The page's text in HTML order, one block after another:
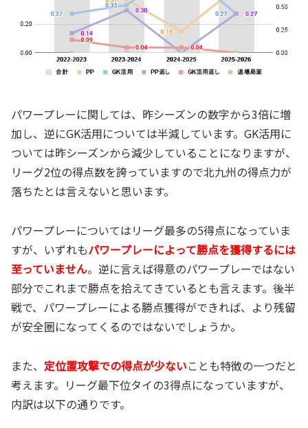
パワープレーに関しては、昨シーズンの数字から3倍に増
加し、逆にGK活用については半減しています。GK活用に
ついては昨シーズンから減少していることになりますが、
リーグ2位の得点数を誇っていますので北九州の得点力が
落ちたとは言えないと思います。
パワープレーについてはリーグ最多の5得点になっていま
すが、いずれもパワープレーによって勝点を獲得するには
至っていません。逆に言えば得意のパワープレーではない
部分でこれまで勝点を拾えてきているとも言えます。後半
戦で、パワープレーによる勝点獲得ができれば、より残留
が安全圏になってくるのではないでしょうか。
また、 定位置攻撃での得点が少ないことも特徴の一つだと
考えます。リーグ最下位タイの3得点になっていますが、
内訳は以下の通りです。